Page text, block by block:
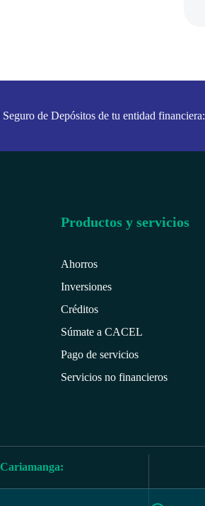
de Depósitos de tu entidad financiera:
Productos y servicios
Ahorros
Inversiones
Créditos
Súmate a CACEL
Pago de servicios
Servicios no financieros